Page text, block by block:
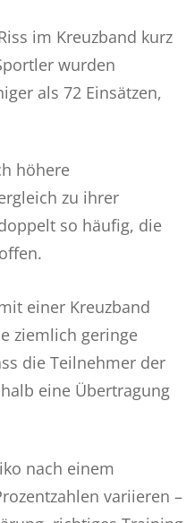
im Kreuzband kurz
wurden
als 72 Einsätzen,
höhere
zu ihrer
so häufig, die
einer Kreuzband
ziemlich geringe
die Teilnehmer der
eine Übertragung
nach einem
variieren –